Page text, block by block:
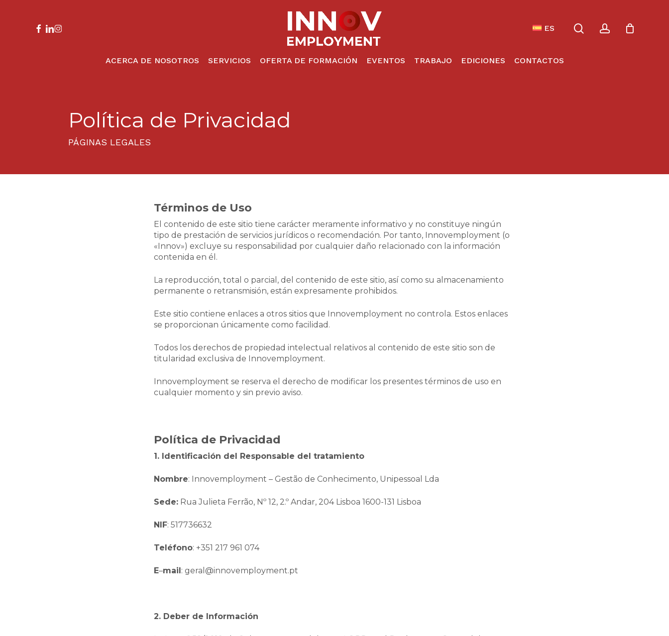
facebook
linkedin
instagram ES
ACERCA DE NOSOTROS SERVICIOS OFERTA DE FORMACIÓN EVENTOS TRABAJO EDICIONES CONTACTOS
Política de Privacidad
PÁGINAS LEGALES
Términos de Uso
El contenido de este sitio tiene carácter meramente informativo y no constituye ningún
tipo de prestación de servicios jurídicos o recomendación. Por tanto, Innovemployment (o
«Innov») excluye su responsabilidad por cualquier daño relacionado con la información
contenida en él.
La reproducción, total o parcial, del contenido de este sitio, así como su almacenamiento
permanente o retransmisión, están expresamente prohibidos.
Este sitio contiene enlaces a otros sitios que Innovemployment no controla. Estos enlaces
se proporcionan únicamente como facilidad.
Todos los derechos de propiedad intelectual relativos al contenido de este sitio son de
titularidad exclusiva de Innovemployment.
Innovemployment se reserva el derecho de modificar los presentes términos de uso en
cualquier momento y sin previo aviso.
Política de Privacidad
1. Identificación del Responsable del tratamiento
Nombre: Innovemployment – Gestão de Conhecimento, Unipessoal Lda
Sede: Rua Julieta Ferrão, Nº 12, 2.º Andar, 204 Lisboa 1600-131 Lisboa
NIF: 517736632
Teléfono: +351 217 961 074
E–mail: geral@innovemployment.pt
2. Deber de Información